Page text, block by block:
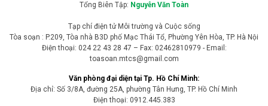
Tổng Biên Tập: Nguyễn Văn Toàn
Tạp chí điện tử Môi trường và Cuộc sống
Tòa soạn : P.209, Tòa nhà B3D phố Mạc Thái Tổ, Phường Yên Hòa, TP. Hà Nội
Điện thoại: 024 22 43 28 47 – Fax: 02462810979 - Email:
toasoan.mtcs@gmail.com
Văn phòng đại diện tại Tp. Hồ Chí Minh:
Địa chỉ: Số 3/8A, đường 25A, phường Tân Hưng, TP. Hồ Chí Minh
Điện thoại: 0912.445.383